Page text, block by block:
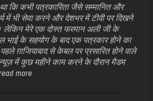
कि कभी पत्रकारिता जैसे सम्मानित और
में भी सेवा करने और देशभर में टीवी पर दिखने
लेकिन मेरे एक दोस्त फरमान अली जी के
भाई के सहयोग के बाद एक पत्रकार होने का
ग़ाजियाबाद से केबल पर प्रसारित होने वाले
में कुछ महीने काम करने के दौरान मैडम
more